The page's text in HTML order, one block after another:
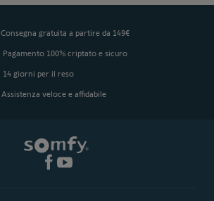
Consegna gratuita a partire da 149€
Pagamento 100% criptato e sicuro
14 giorni per il reso
Assistenza veloce e affidabile